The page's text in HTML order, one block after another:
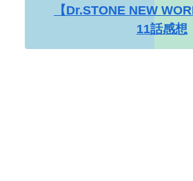
【Dr.STONE NEW
11話感想